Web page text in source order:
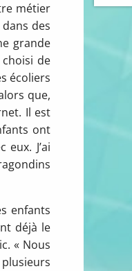
métier
des
grande
de
écoliers
que,
Il est
ont
J’ai
enfants
déjà le
« Nous